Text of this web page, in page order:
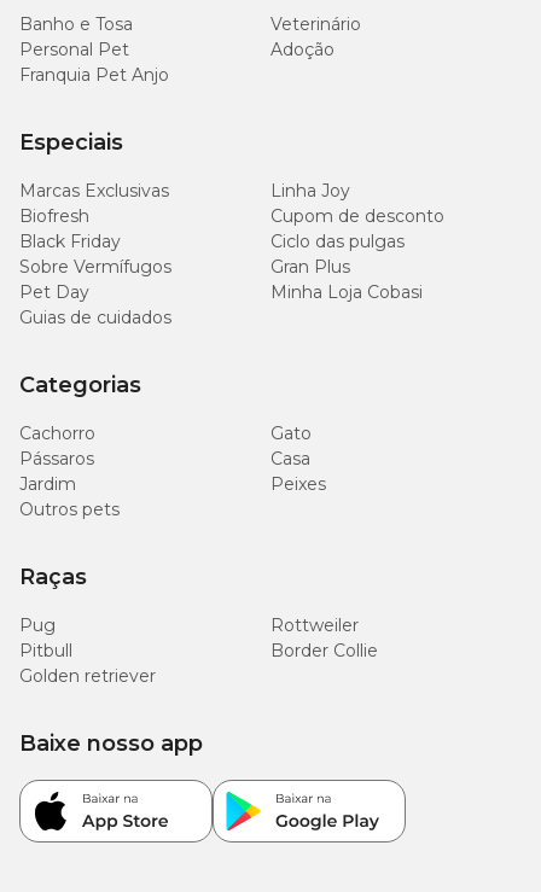
Banho e Tosa
Veterinário
Personal Pet
Adoção
Franquia Pet Anjo
Especiais
Marcas Exclusivas
Linha Joy
Biofresh
Cupom de desconto
Black Friday
Ciclo das pulgas
Sobre Vermífugos
Gran Plus
Pet Day
Minha Loja Cobasi
Guias de cuidados
Categorias
Cachorro
Gato
Pássaros
Casa
Jardim
Peixes
Outros pets
Raças
Pug
Rottweiler
Pitbull
Border Collie
Golden retriever
Baixe nosso app